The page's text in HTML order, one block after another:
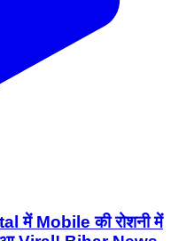
में Mobile की रोशनी में